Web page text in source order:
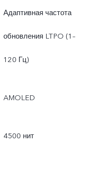
Адаптивная частота
обновления LTPO (1–
120 Гц)
AMOLED
4500 нит